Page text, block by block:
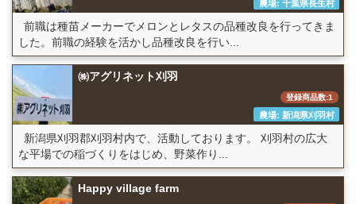
農場: 千葉県長生村
前職は種苗メーカーでメロンとレタスの品種改良を行ってきま
した。前職の経験を活かし品種改良を行い...
㈱アグリネット刈羽
登録商品数:1
農場: 新潟県刈羽村
新潟県刈羽郡刈羽村内で、活動しております。 刈羽村の広大
な平場での稲づくりをはじめ、野菜作り...
Happy village farm